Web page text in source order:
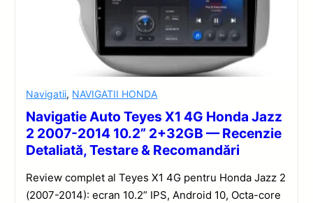
Navigatii, NAVIGATII HONDA
Navigatie Auto Teyes X1 4G Honda Jazz
2 2007-2014 10.2” 2+32GB — Recenzie
Detaliată, Testare & Recomandări
Review complet al Teyes X1 4G pentru Honda Jazz 2
(2007-2014): ecran 10.2” IPS, Android 10, Octa-core